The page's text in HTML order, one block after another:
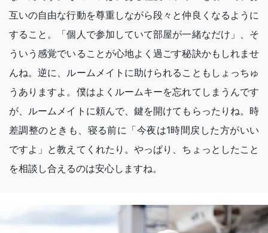
互いの自由な行動を尊重しながら段々と仲良くなるように
すること。「個人で参加していて部屋が一緒なだけ」、そ
ういう感覚でいることが心地よく過ごす秘訣かもしれませ
んね。逆に、ルームメイトに助けられることもしょっちゅ
うありますよ。僕はよくルームキーを忘れてしまうんです
が、ルームメイトに頼んで、鍵を開けてもらったりね。時
差調整のときも、寝る前に「今夜は1時間戻した方がいい
ですよ」と教えてくれたり。やっぱり、ちょっとしたこと
を相談し合えるのは安心しますね。